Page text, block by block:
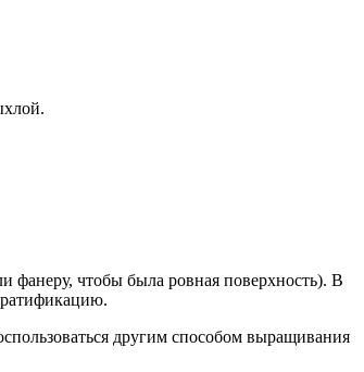
фанеру, чтобы была ровная поверхность). В
другим способом выращивания